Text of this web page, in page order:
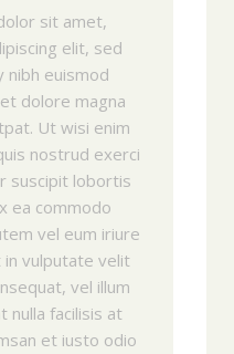
sit amet,
elit, sed
nibh euismod
dolore magna
Ut wisi enim
nostrud exerci
suscipit lobortis
ea commodo
vel eum iriure
vulputate velit
vel illum
nulla facilisis at
et iusto odio